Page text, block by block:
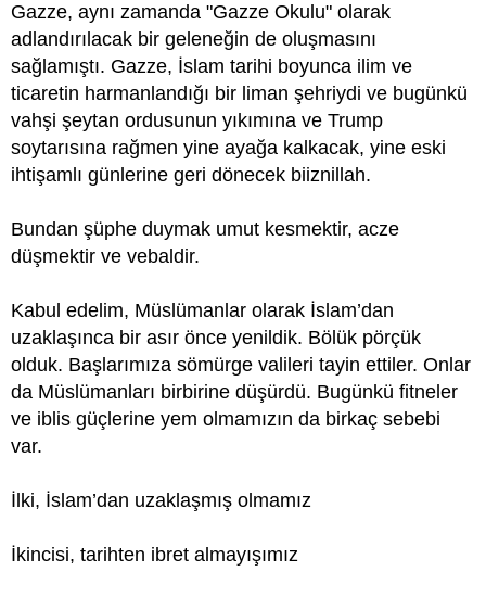
Gazze, aynı zamanda "Gazze Okulu" olarak
adlandırılacak bir geleneğin de oluşmasını
sağlamıştı. Gazze, İslam tarihi boyunca ilim ve
ticaretin harmanlandığı bir liman şehriydi ve bugünkü
vahşi şeytan ordusunun yıkımına ve Trump
soytarısına rağmen yine ayağa kalkacak, yine eski
ihtişamlı günlerine geri dönecek biiznillah.
Bundan şüphe duymak umut kesmektir, acze
düşmektir ve vebaldir.
Kabul edelim, Müslümanlar olarak İslam’dan
uzaklaşınca bir asır önce yenildik. Bölük pörçük
olduk. Başlarımıza sömürge valileri tayin ettiler. Onlar
da Müslümanları birbirine düşürdü. Bugünkü fitneler
ve iblis güçlerine yem olmamızın da birkaç sebebi
var.
İlki, İslam’dan uzaklaşmış olmamız
İkincisi, tarihten ibret almayışımız